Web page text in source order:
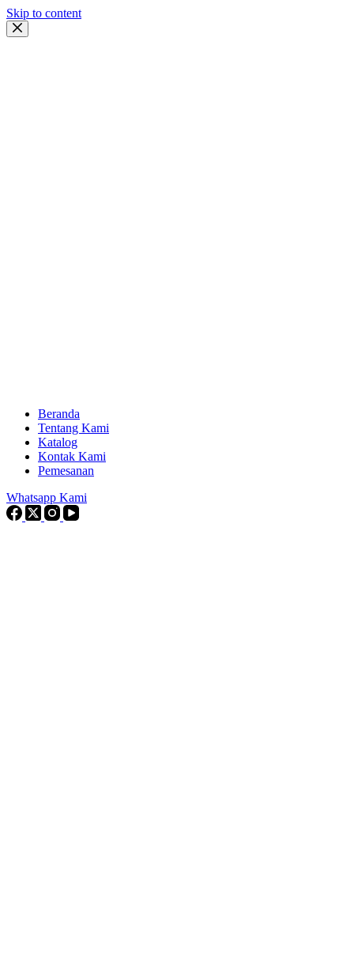
Skip to content
Beranda
Tentang Kami
Katalog
Kontak Kami
Pemesanan
Whatsapp Kami